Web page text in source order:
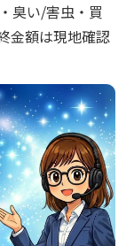
臭い/害虫・買
金額は現地確認